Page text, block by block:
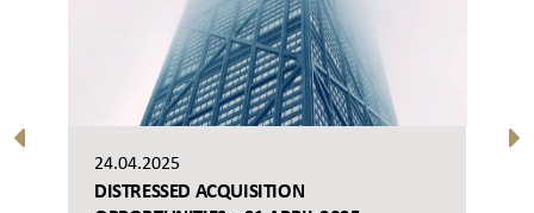
24.04.2025
DISTRESSED ACQUISITION